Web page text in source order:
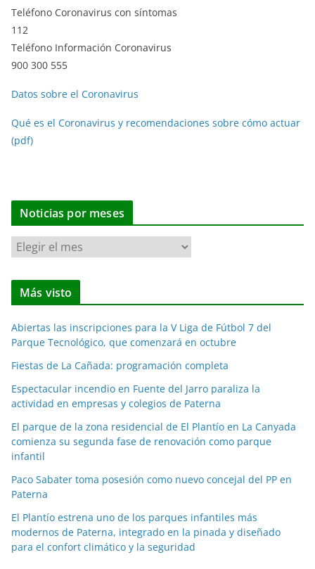
Teléfono Coronavirus con síntomas
112
Teléfono Información Coronavirus
900 300 555
Datos sobre el Coronavirus
Qué es el Coronavirus y recomendaciones sobre cómo actuar
(pdf)
Noticias por meses
N
t
i
a
s
p
o
r
m
e
s
e
Más visto
Abiertas las inscripciones para la V Liga de Fútbol 7 del
Parque Tecnológico, que comenzará en octubre
Fiestas de La Cañada: programación completa
Espectacular incendio en Fuente del Jarro paraliza la
actividad en empresas y colegios de Paterna
El parque de la zona residencial de El Plantío en La Canyada
comienza su segunda fase de renovación como parque
infantil
Paco Sabater toma posesión como nuevo concejal del PP en
Paterna
El Plantío estrena uno de los parques infantiles más
modernos de Paterna, integrado en la pinada y diseñado
para el confort climático y la seguridad